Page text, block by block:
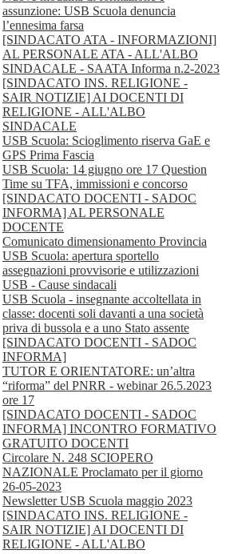
assunzione: USB Scuola denuncia
l’ennesima farsa
[SINDACATO ATA - INFORMAZIONI]
AL PERSONALE ATA - ALL'ALBO
SINDACALE - SAATA Informa n.2-2023
[SINDACATO INS. RELIGIONE -
SAIR NOTIZIE] AI DOCENTI DI
RELIGIONE - ALL'ALBO
SINDACALE
USB Scuola: Scioglimento riserva GaE e
GPS Prima Fascia
USB Scuola: 14 giugno ore 17 Question
Time su TFA, immissioni e concorso
[SINDACATO DOCENTI - SADOC
INFORMA] AL PERSONALE
DOCENTE
Comunicato dimensionamento Provincia
USB Scuola: apertura sportello
assegnazioni provvisorie e utilizzazioni
USB - Cause sindacali
USB Scuola - insegnante accoltellata in
classe: docenti soli davanti a una società
priva di bussola e a uno Stato assente
[SINDACATO DOCENTI - SADOC
INFORMA]
TUTOR E ORIENTATORE: un’altra
“riforma” del PNRR - webinar 26.5.2023
ore 17
[SINDACATO DOCENTI - SADOC
INFORMA] INCONTRO FORMATIVO
GRATUITO DOCENTI
Circolare N. 248 SCIOPERO
NAZIONALE Proclamato per il giorno
26-05-2023
Newsletter USB Scuola maggio 2023
[SINDACATO INS. RELIGIONE -
SAIR NOTIZIE] AI DOCENTI DI
RELIGIONE - ALL'ALBO